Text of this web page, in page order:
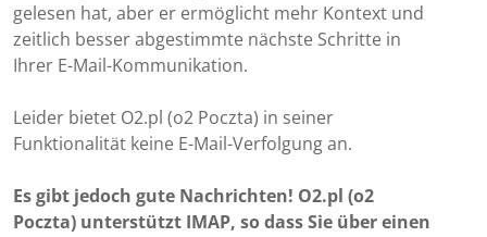
gelesen hat, aber er ermöglicht mehr Kontext und
zeitlich besser abgestimmte nächste Schritte in
Ihrer E-Mail-Kommunikation.
Leider bietet O2.pl (o2 Poczta) in seiner
Funktionalität keine E-Mail-Verfolgung an.
Es gibt jedoch gute Nachrichten! O2.pl (o2
Poczta) unterstützt IMAP, so dass Sie über einen